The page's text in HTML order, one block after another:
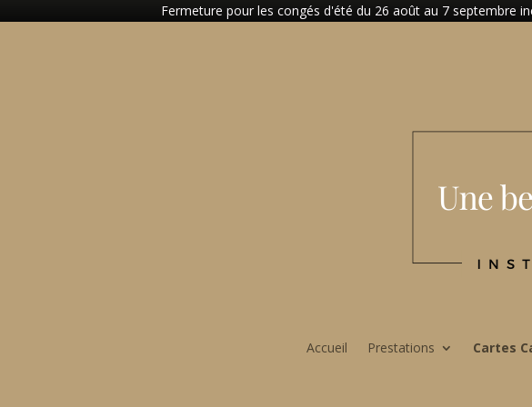
Fermeture pour les congés d'été du 26 août au 7 septembre
Accueil Prestations Cartes